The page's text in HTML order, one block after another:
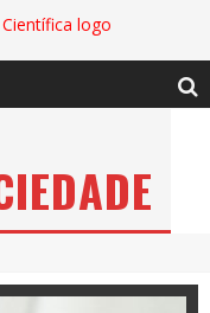
Baú de Histórias - A jamais imaginada aventura com os moinhos de vento